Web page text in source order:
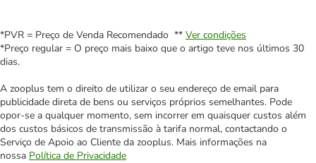
*PVR = Preço de Venda Recomendado ** Ver condições
*Preço regular = O preço mais baixo que o artigo teve nos últimos 30
dias.
A zooplus tem o direito de utilizar o seu endereço de email para
publicidade direta de bens ou serviços próprios semelhantes. Pode
opor-se a qualquer momento, sem incorrer em quaisquer custos além
dos custos básicos de transmissão à tarifa normal, contactando o
Serviço de Apoio ao Cliente da zooplus. Mais informações na
nossa Política de Privacidade